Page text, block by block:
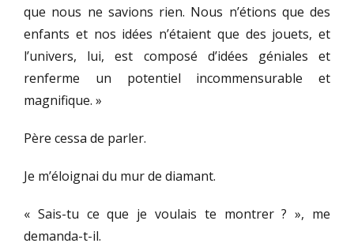
que nous ne savions rien. Nous n’étions que des
enfants et nos idées n’étaient que des jouets, et
l’univers, lui, est composé d’idées géniales et
renferme un potentiel incommensurable et
magnifique. »
Père cessa de parler.
Je m’éloignai du mur de diamant.
« Sais-tu ce que je voulais te montrer ? », me
demanda-t-il.